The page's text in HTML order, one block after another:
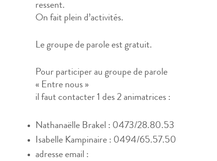
ressent.
On fait plein d’activités.
Le groupe de parole est gratuit.
Pour participer au groupe de parole
« Entre nous »
il faut contacter 1 des 2 animatrices :
Nathanaëlle Brakel : 0473/28.80.53
Isabelle Kampinaire : 0494/65.57.50
adresse email :